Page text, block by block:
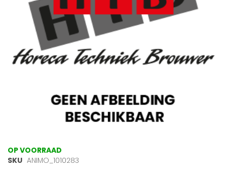
gallerij
Ga
naar
OP VOORRAAD
SKU ANIMO_1010283